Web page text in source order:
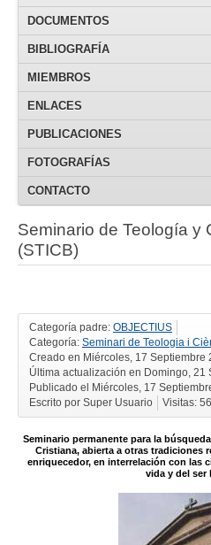
DOCUMENTOS
BIBLIOGRAFÍA
MIEMBROS
ENLACES
PUBLICACIONES
FOTOGRAFÍAS
CONTACTO
Seminario de Teología y
(STICB)
Categoría padre: OBJECTIUS
Categoría: Seminari de Teologia i
Creado en Miércoles, 17 Septiembre
Última actualización en Domingo, 21
Publicado el Miércoles, 17
Escrito por Super Usuario
Visitas:
Seminario permanente para la
Cristiana, abierta a otras tradiciones
enriquecedor, en interrelación con las
vida y del ser